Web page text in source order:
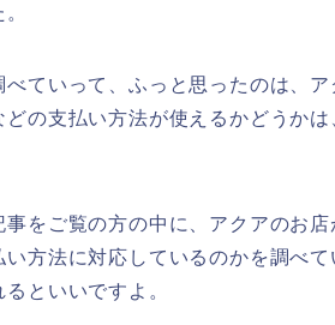
べていって、ふっと思ったのは、
の支払い方法が使えるかどうか
事をご覧の方の中に、アクアのお
方法に対応しているのかを調べ
といいですよ。